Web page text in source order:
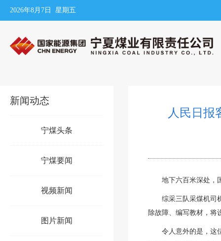
2026年8月7日 星期五
新闻动态
宁煤头条
宁煤要闻
视频新闻
图片新闻
人民日报
地下六百米深处，
综采三队采煤机司
除故障、编写教材，将
令人意外的是，这